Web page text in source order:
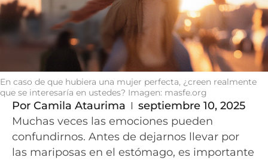
En caso de que hubiera una mujer perfecta, ¿creen realmente
que se interesaría en ustedes? Imagen: masfe.org
Por Camila Ataurima
septiembre 10, 2025
Muchas veces las emociones pueden
confundirnos. Antes de dejarnos llevar por
las mariposas en el estómago, es importante